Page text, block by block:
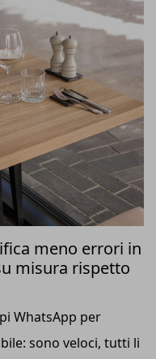
meno errori in
misura rispetto
WhatsApp per
sono veloci, tutti li